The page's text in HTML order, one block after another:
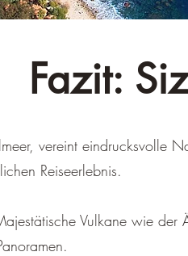
Fazit:
vereint eindrucksvolle
Reiseerlebnis.
Vulkane wie der